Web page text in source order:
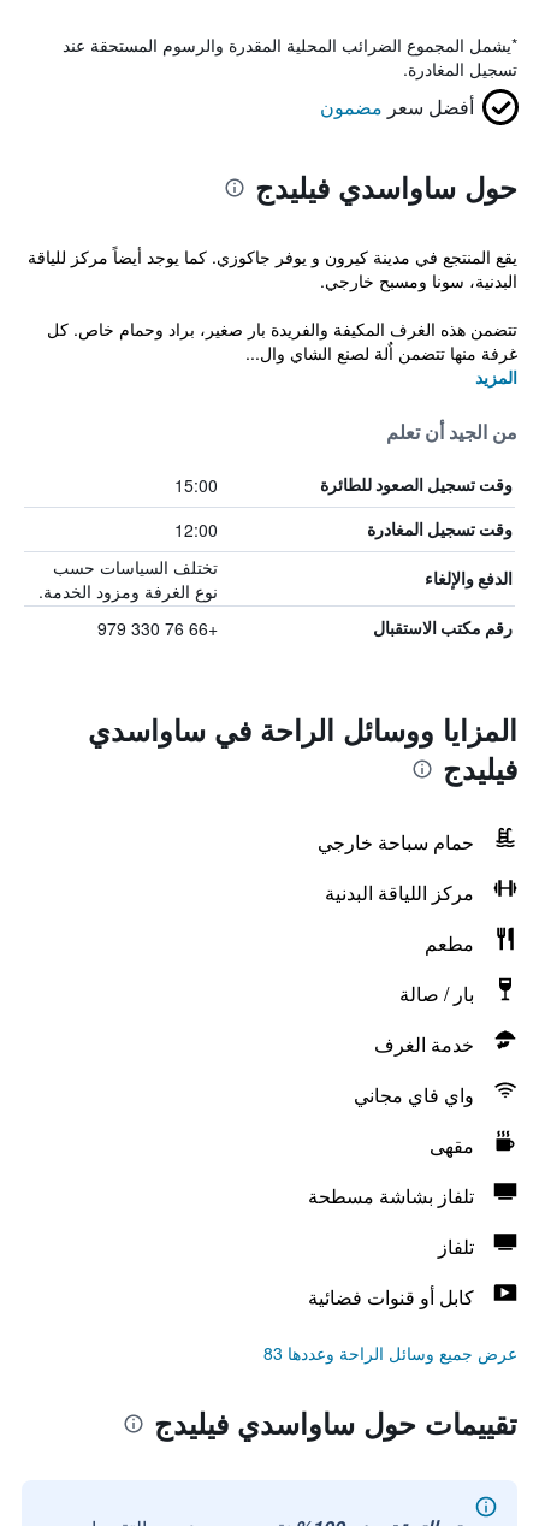
*يشمل المجموع الضرائب المحلية المقدرة والرسوم المستحقة عند
تسجيل المغادرة.
أفضل سعر مضمون
حول ساواسدي فيليدج
يقع المنتجع في مدينة كيرون و يوفر جاكوزي. كما يوجد أيضاً مركز للياقة
البدنية، سونا ومسبح خارجي.
تتضمن هذه الغرف المكيفة والفريدة بار صغير، براد وحمام خاص. كل
غرفة منها تتضمن اٌلة لصنع الشاي وال...
المزيد
من الجيد أن تعلم
وقت تسجيل الصعود للطائرة 15:00
وقت تسجيل المغادرة 12:00
الدفع والإلغاء
تختلف السياسات حسب
نوع الغرفة ومزود الخدمة.
رقم مكتب الاستقبال +66 76 330 979
المزايا ووسائل الراحة في ساواسدي
فيليدج
حمام سباحة خارجي
مركز اللياقة البدنية
مطعم
بار / صالة
خدمة الغرف
واي فاي مجاني
مقهى
تلفاز بشاشة مسطحة
تلفاز
كابل أو قنوات فضائية
عرض جميع وسائل الراحة وعددها 83
تقييمات حول ساواسدي فيليدج